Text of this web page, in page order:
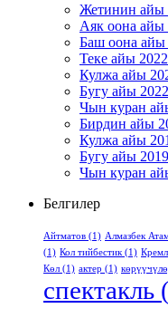
Жетинин айы
Аяк оона айы
Баш оона айы
Теке айы 2022
Кулжа айы
Бугу айы 2022
Чын куран
Бирдин айы
Кулжа айы
Бугу айы 2019
Чын куран
Белгилер
Айтматов (1) Алмазбек
(1) Кол тийбестик (1)
Көл (1) актер (1)
спектакль